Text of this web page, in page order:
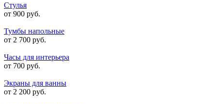
Стулья
от 900 руб.
Тумбы напольные
от 2 700 руб.
Часы для интерьера
от 700 руб.
Экраны для ванны
от 2 200 руб.